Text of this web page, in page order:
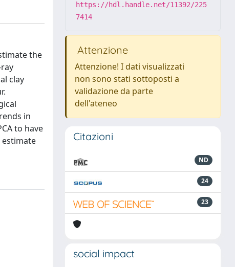
the
clay
in
to have
estimate
https://hdl.handle.net/11392/225
7414
Attenzione
Attenzione! I dati visualizzati
non sono stati sottoposti a
validazione da parte
dell'ateneo
Citazioni
ND
24
23
social impact